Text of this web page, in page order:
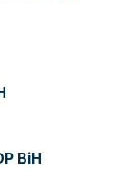
BiH